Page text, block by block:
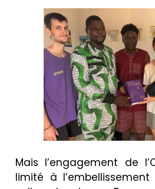
Mais l’engagement de
limité à